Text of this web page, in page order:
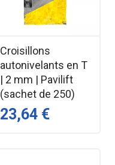
Croisillons
autonivelants en T
| 2 mm | Pavilift
(sachet de 250)
23,64 €